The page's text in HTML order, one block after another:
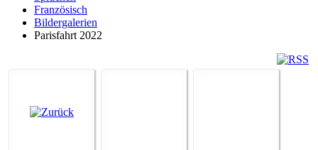
Französisch
Bildergalerien
Parisfahrt 2022